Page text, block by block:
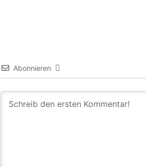
Abonnieren